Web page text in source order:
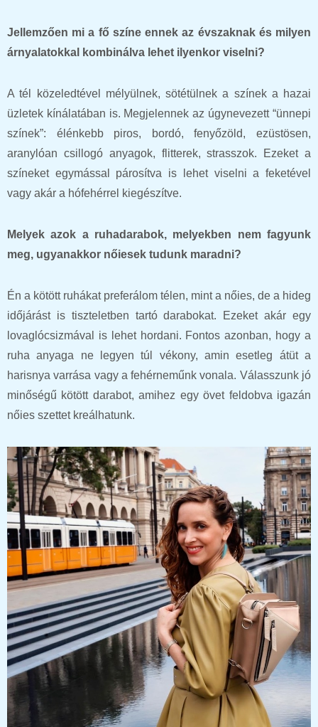
Jellemzően mi a fő színe ennek az évszaknak és milyen
árnyalatokkal kombinálva lehet ilyenkor viselni?
A tél közeledtével mélyülnek, sötétülnek a színek a hazai
üzletek kínálatában is. Megjelennek az úgynevezett “ünnepi
színek”: élénkebb piros, bordó, fenyőzöld, ezüstösen,
aranylóan csillogó anyagok, flitterek, strasszok. Ezeket a
színeket egymással párosítva is lehet viselni a feketével
vagy akár a hófehérrel kiegészítve.
Melyek azok a ruhadarabok, melyekben nem fagyunk
meg, ugyanakkor nőiesek tudunk maradni?
Én a kötött ruhákat preferálom télen, mint a nőies, de a hideg
időjárást is tiszteletben tartó darabokat. Ezeket akár egy
lovaglócsizmával is lehet hordani. Fontos azonban, hogy a
ruha anyaga ne legyen túl vékony, amin esetleg átüt a
harisnya varrása vagy a fehérneműnk vonala. Válasszunk jó
minőségű kötött darabot, amihez egy övet feldobva igazán
nőies szettet kreálhatunk.